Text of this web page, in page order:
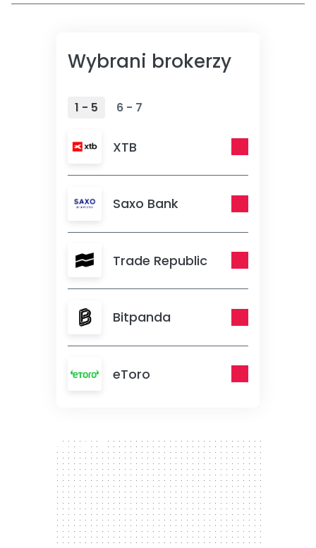
Wybrani brokerzy
1 - 5 6 - 7
XTB
Saxo Bank
Trade Republic
Bitpanda
eToro
300 x 250